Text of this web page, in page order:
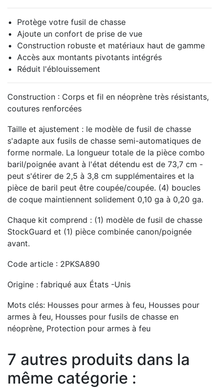
Protège votre fusil de chasse
Ajoute un confort de prise de vue
Construction robuste et matériaux haut de gamme
Accès aux montants pivotants intégrés
Réduit l'éblouissement
Construction : Corps et fil en néoprène très résistants,
coutures renforcées
Taille et ajustement : le modèle de fusil de chasse
s'adapte aux fusils de chasse semi-automatiques de
forme normale. La longueur totale de la pièce combo
baril/poignée avant à l'état détendu est de 73,7 cm -
peut s'étirer de 2,5 à 3,8 cm supplémentaires et la
pièce de baril peut être coupée/coupée. (4) boucles
de coque maintiennent solidement 0,10 ga à 0,20 ga.
Chaque kit comprend : (1) modèle de fusil de chasse
StockGuard et (1) pièce combinée canon/poignée
avant.
Code article : 2PKSA890
Origine : fabriqué aux États -Unis
Mots clés: Housses pour armes à feu, Housses pour
armes à feu, Housses pour fusils de chasse en
néoprène, Protection pour armes à feu
7 autres produits dans la
même catégorie :